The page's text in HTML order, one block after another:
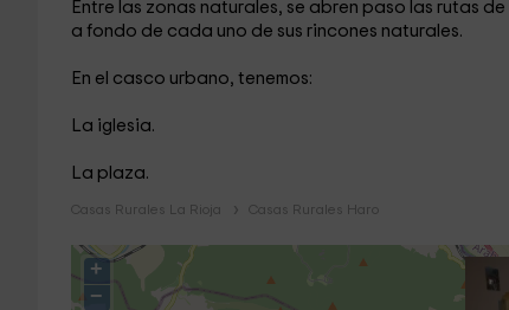
Entre las zonas naturales, se abren paso las rutas
a fondo de cada uno de sus rincones naturales.
En el casco urbano, tenemos:
La iglesia.
La plaza.
Casas Rurales La Rioja Casas Rurales Haro
+
−